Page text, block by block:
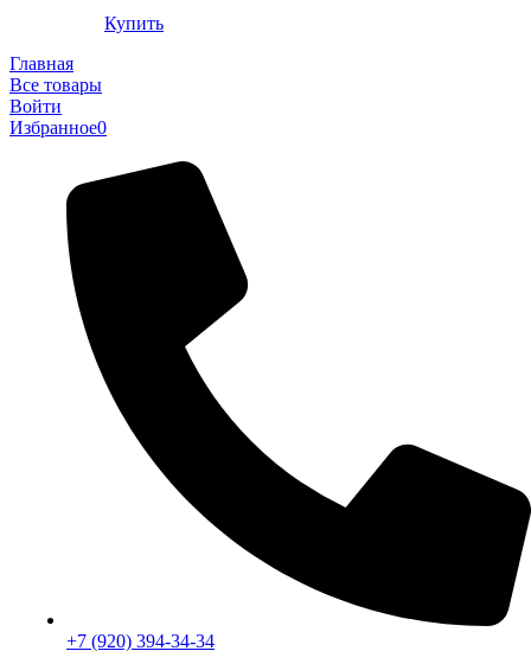
Купить
Главная
Все товары
Войти
Избранное0
+7 (920) 394-34-34